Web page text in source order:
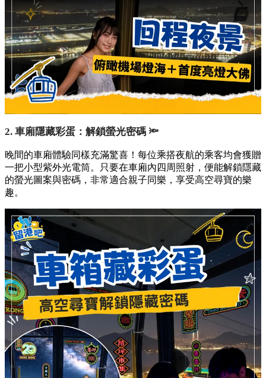
2. 車廂隱藏彩蛋：解鎖螢光密碼 🔦
晚間的車廂體驗同樣充滿驚喜！每位乘搭夜航的乘客均會獲贈
一把小型紫外光電筒。只要在車廂內四周照射，便能解鎖隱藏
的螢光圖案與密碼，非常適合親子同樂，享受高空尋寶的樂
趣。